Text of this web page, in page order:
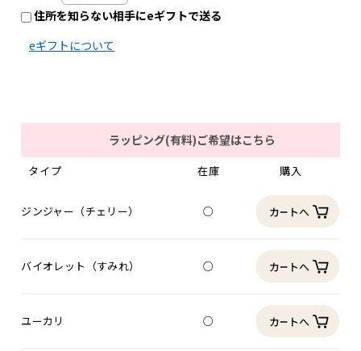
住所を知らない相手にeギフトで送る
eギフトについて
ラッピング(有料)ご希望はこちら
タイプ 在庫 購入
ジンジャー（チェリー） ○
バイオレット（すみれ） ○
ユーカリ ○